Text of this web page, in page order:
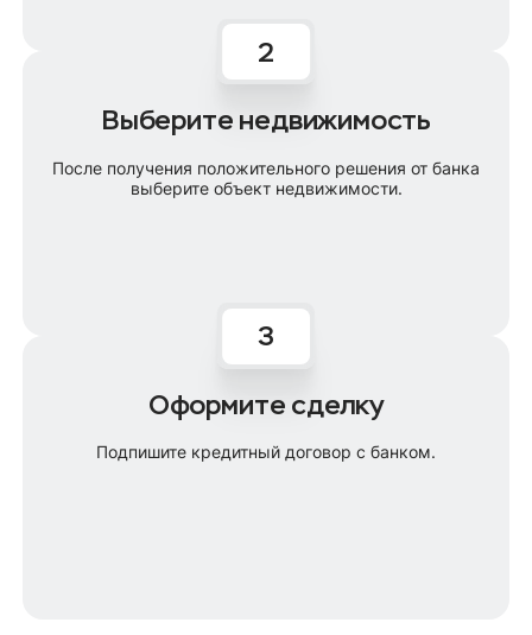
Выберите недвижимость
После получения положительного решения от банка
выберите объект недвижимости.
Оформите сделку
Подпишите кредитный договор с банком.